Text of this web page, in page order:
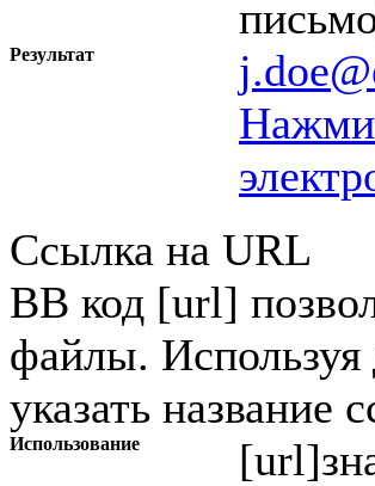
Результат
Ссылка на URL
BB код [url]
файлы.
указать название
Использование [url]